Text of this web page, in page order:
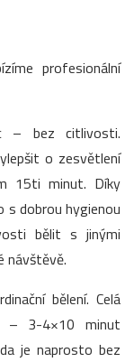
profesionální
– bez citlivosti.
o zesvětlení
15ti minut. Díky
s dobrou hygienou
bělit s jinými
návštěvě.
bělení. Celá
– 3-4×10 minut
je naprosto bez